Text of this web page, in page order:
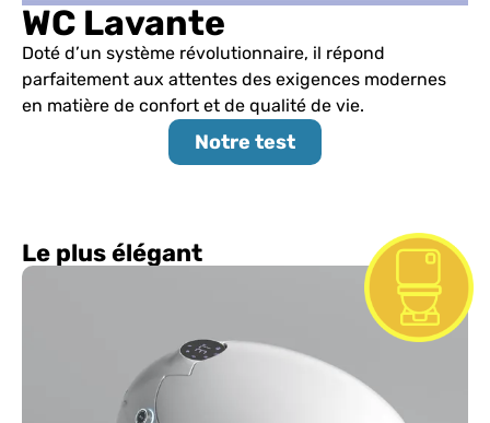
WC Lavante
Doté d’un système révolutionnaire, il répond
parfaitement aux attentes des exigences modernes
en matière de confort et de qualité de vie.
Notre test
Le plus élégant